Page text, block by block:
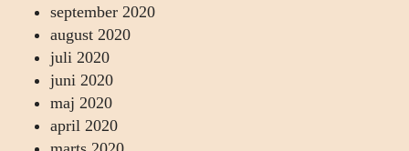
september 2020
august 2020
juli 2020
juni 2020
maj 2020
april 2020